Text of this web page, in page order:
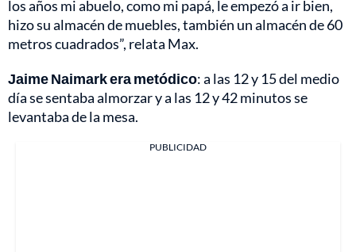
los años mi abuelo, como mi papá, le empezó a ir bien,
hizo su almacén de muebles, también un almacén de 60
metros cuadrados”, relata Max.
Jaime Naimark era metódico: a las 12 y 15 del medio
día se sentaba almorzar y a las 12 y 42 minutos se
levantaba de la mesa.
PUBLICIDAD